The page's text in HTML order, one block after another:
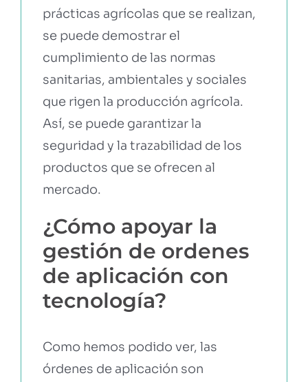
prácticas agrícolas que se realizan,
se puede demostrar el
cumplimiento de las normas
sanitarias, ambientales y sociales
que rigen la producción agrícola.
Así, se puede garantizar la
seguridad y la trazabilidad de los
productos que se ofrecen al
mercado.
¿Cómo apoyar la
gestión de ordenes
de aplicación con
tecnología?
Como hemos podido ver, las
órdenes de aplicación son